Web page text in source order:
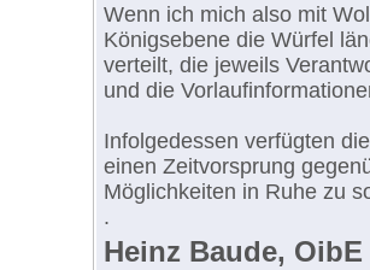
Wenn ich mich also mit
Königsebene die Würfel
verteilt, die jeweils
und die
Infolgedessen verfügten
einen Zeitvorsprung
Möglichkeiten in Ruhe zu
.
Heinz Baude,